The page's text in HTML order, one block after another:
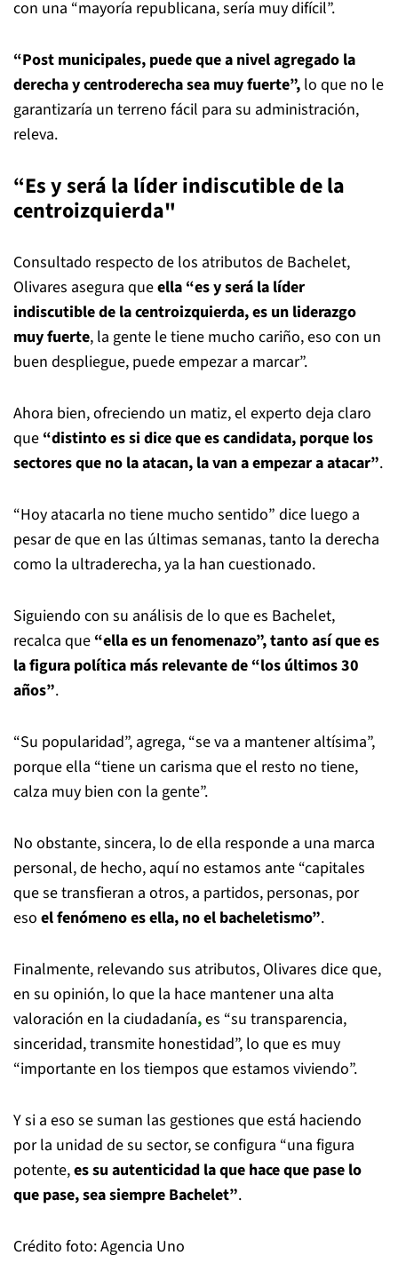
con una “mayoría republicana, sería muy difícil”.
“Post municipales, puede que a nivel agregado la
derecha y centroderecha sea muy fuerte”, lo que no le
garantizaría un terreno fácil para su administración,
releva.
“Es y será la líder indiscutible de la
centroizquierda"
Consultado respecto de los atributos de Bachelet,
Olivares asegura queella “es y será la líder
indiscutible de la centroizquierda, es un liderazgo
muy fuerte, la gente le tiene mucho cariño, eso con un
buen despliegue, puede empezar a marcar”.
Ahora bien, ofreciendo un matiz, el experto deja claro
que “distinto es si dice que es candidata, porque los
sectores que no la atacan, la van a empezar a atacar”.
“Hoy atacarla no tiene mucho sentido” dice luego a
pesar de que en las últimas semanas, tanto la derecha
como la ultraderecha, ya la han cuestionado.
Siguiendo con su análisis de lo que es Bachelet,
recalca que “ella es un fenomenazo”, tanto así que es
la figura política más relevante de “los últimos 30
años”.
“Su popularidad”, agrega, “se va a mantener altísima”,
porque ella “tiene un carisma que el resto no tiene,
calza muy bien con la gente”.
No obstante, sincera, lo de ella responde a una marca
personal, de hecho, aquí no estamos ante “capitales
que se transfieran a otros, a partidos, personas, por
eso el fenómeno es ella, no el bacheletismo”.
Finalmente, relevando sus atributos, Olivares dice que,
en su opinión, lo que la hace mantener una alta
valoración en la ciudadanía,es “su transparencia,
sinceridad, transmite honestidad”, lo que es muy
“importante en los tiempos que estamos viviendo”.
Y si a eso se suman las gestiones que está haciendo
por la unidad de su sector, se configura “una figura
potente,es su autenticidad la que hace que pase lo
que pase, sea siempre Bachelet”.
Crédito foto: Agencia Uno